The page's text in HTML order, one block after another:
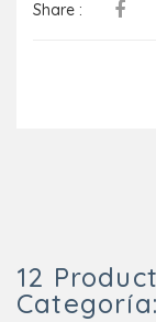
Share :
12
Categoría: